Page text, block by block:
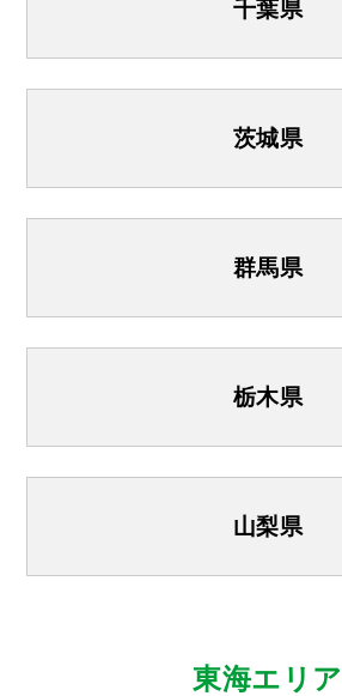
千葉県
茨城県
群馬県
栃木県
山梨県
東海エリア